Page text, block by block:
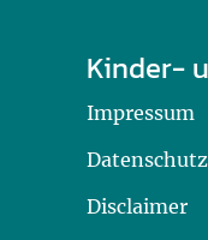
Kinder-
Impressum
Datenschutz
Disclaimer